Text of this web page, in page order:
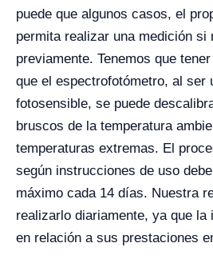
puede que algunos casos, el
permita realizar una medición si
previamente. Tenemos que
que el espectrofotómetro, al ser
fotosensible, se puede
bruscos de la temperatura
temperaturas extremas. El
según instrucciones de uso
máximo cada 14 días. Nuestra
realizarlo diariamente, ya que la
en relación a sus prestaciones